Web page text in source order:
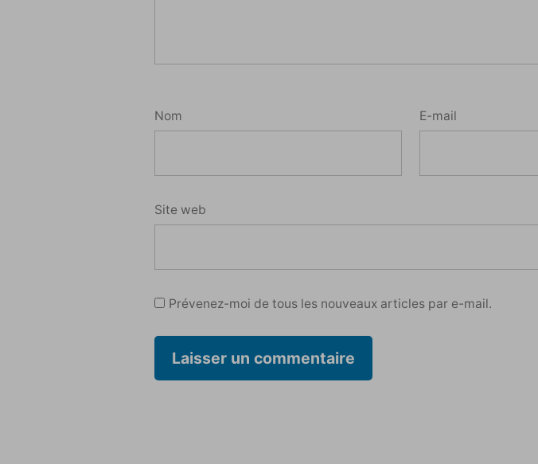
Nom E-mail
Site web
Prévenez-moi de tous les nouveaux articles par e-mail.